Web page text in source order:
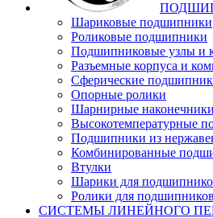
Шариковые подшипники
Роликовые подшипники
Подшипниковые узлы и
Разъемные корпуса и
Сферические
Опорные ролики
Шарнирные наконечники
Высокотемпературные
Подшипники из
Комбинированные
Втулки
Шарики для
Ролики для подшипников
СИСТЕМЫ ЛИНЕЙНОГО